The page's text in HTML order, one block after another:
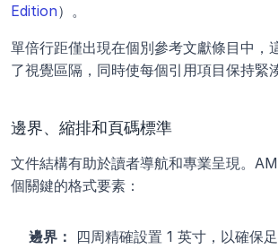
Edition）。
單倍行距僅出現在個別參考文獻條目中，
了視覺區隔，同時使每個引用項目保持緊
邊界、縮排和頁碼標準
文件結構有助於讀者導航和專業呈現。
個關鍵的格式要素：
邊界：
四周精確設置 1 英寸，以確保